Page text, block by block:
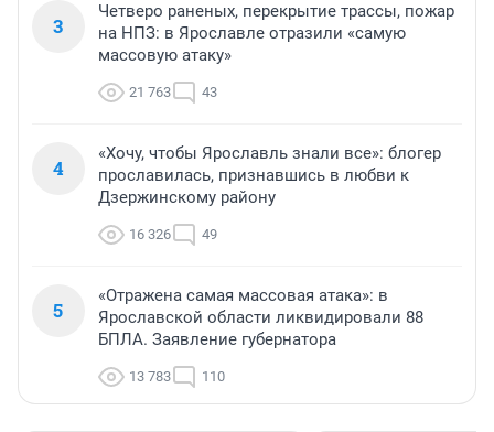
3
Четверо раненых, перекрытие трассы, пожар
на НПЗ: в Ярославле отразили «самую
массовую атаку»
21 763 43
4
«Хочу, чтобы Ярославль знали все»: блогер
прославилась, признавшись в любви к
Дзержинскому району
16 326 49
5
«Отражена самая массовая атака»: в
Ярославской области ликвидировали 88
БПЛА. Заявление губернатора
13 783 110